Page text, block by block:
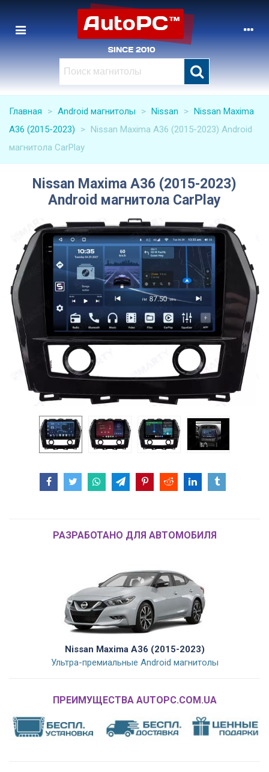
Главная > Android магнитолы > Nissan > Nissan Maxima
A36 (2015-2023)
> Nissan Maxima A36 (2015-2023) Android
магнитола CarPlay
Nissan Maxima A36 (2015-2023)
Android магнитола CarPlay
РАЗРАБОТАНО ДЛЯ АВТОМОБИЛЯ
Nissan Maxima A36 (2015-2023)
Ультра-премиальные Android магнитолы
ПРЕИМУЩЕСТВА AUTOPC.COM.UA